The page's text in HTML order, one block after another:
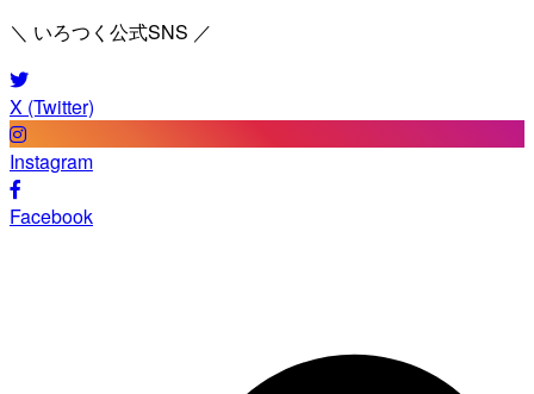
＼ いろつく公式SNS ／
X (Twitter)
Instagram
Facebook